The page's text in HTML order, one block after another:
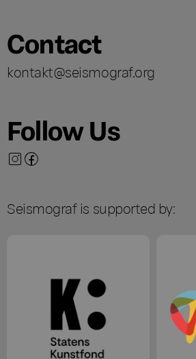
Contact
kontakt@seismograf.org
Follow Us
Seismograf is supported by: